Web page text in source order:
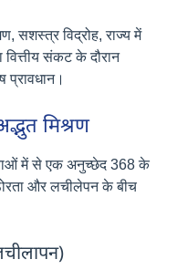
सशस्त्र विद्रोह, राज्य में
संकट के दौरान
प्रावधान।
मिश्रण
में से एक अनुच्छेद 368 के
और लचीलेपन के बीच